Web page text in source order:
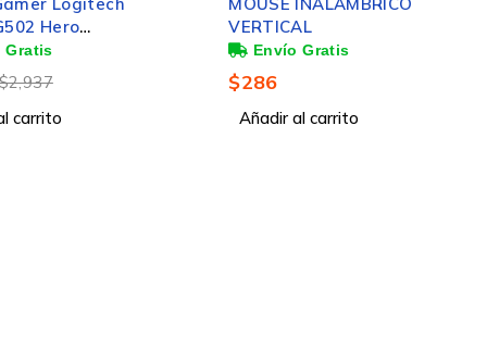
Hero
Inalámbrico,
Negro
2,937
carrito
VERTICAL
$286
Añadir al carrito